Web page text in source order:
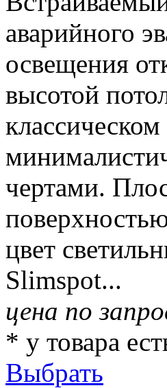
аварийного
освещения
высотой
чертами.
цвет
Slimspot...
цена по
* у товара
Выбрать